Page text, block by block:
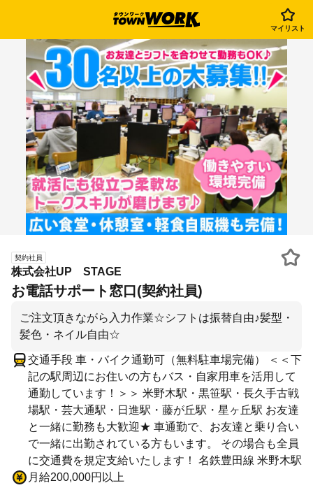
マイリスト
契約社員
株式会社UP STAGE
お電話サポート窓口(契約社員)
ご注文頂きながら入力作業☆シフトは振替自由♪髪型・
髪色・ネイル自由☆
交通手段 車・バイク通勤可（無料駐車場完備） ＜＜下
記の駅周辺にお住いの方もバス・自家用車を活用して
通勤しています！＞＞ 米野木駅・黒笹駅・長久手古戦
場駅・芸大通駅・日進駅・藤が丘駅・星ヶ丘駅 お友達
と一緒に勤務も大歓迎★ 車通勤で、お友達と乗り合い
で一緒に出勤されている方もいます。 その場合も全員
に交通費を規定支給いたします！ 名鉄豊田線 米野木駅
月給200,000円以上